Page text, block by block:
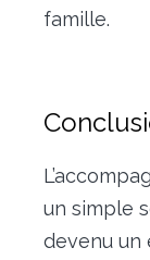
famille.
un simple
devenu un